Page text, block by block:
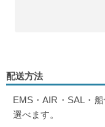
配送方法
EMS・AIR・SAL・
選べます。